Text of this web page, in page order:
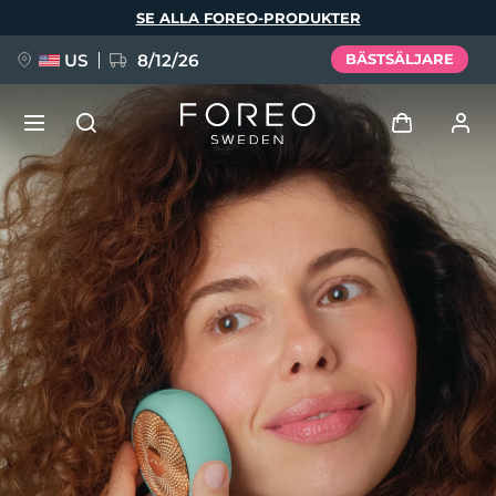
SE ALLA FOREO-PRODUKTER
US 8/12/26 BÄSTSÄLJARE
Logga in
Användarprofil
Mina enheter
Mina beställningar
Mina adresser
Mina prenumerationer
NYHET
FAQ™ Pure Beauty-Tech Elixir
BREAKING NEWS
issa™ Teeth Whitening Set
Språk
English Deutsch
Español
Français
Italiano
Português
Polski
Svenska
Русский
Türkçe
简体中文 繁體中文